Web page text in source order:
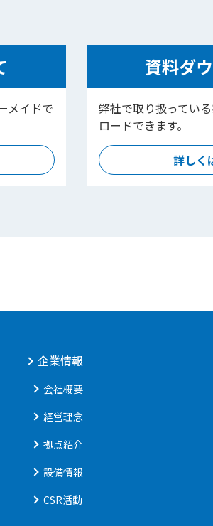
メイドで
資料ダ
弊社で取り扱ってい
ロードできます。
詳しく
企業情報
会社概要
経営理念
拠点紹介
設備情報
CSR活動